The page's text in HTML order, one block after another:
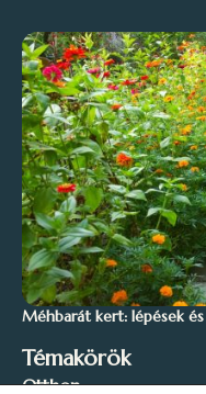
Méhbarát kert: lépések
Témakörök
Otthon